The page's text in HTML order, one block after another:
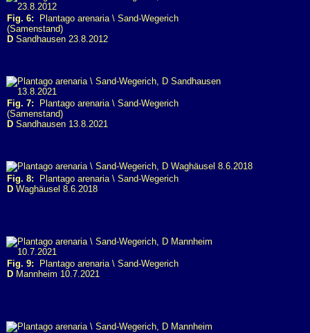
Fig. 6: Plantago arenaria \ Sand-Wegerich
(Samenstand)
D Sandhausen 23.8.2012
Fig. 7: Plantago arenaria \ Sand-Wegerich
(Samenstand)
D Sandhausen 13.8.2021
Fig. 8: Plantago arenaria \ Sand-Wegerich
D Waghäusel 8.6.2018
Fig. 9: Plantago arenaria \ Sand-Wegerich
D Mannheim 10.7.2021